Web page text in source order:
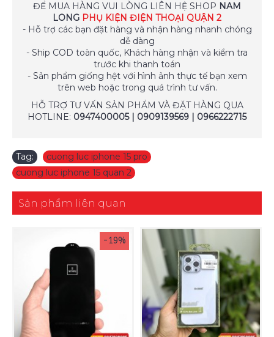
ĐỂ MUA HÀNG VUI LÒNG LIÊN HỆ SHOP NAM
LONG PHỤ KIỆN ĐIỆN THOẠI QUẬN 2
- Hỗ trợ các bạn đặt hàng và nhận hàng nhanh chóng
dễ dàng
- Ship COD toàn quốc, Khách hàng nhận và kiểm tra
trước khi thanh toán
- Sản phẩm giống hệt với hình ảnh thực tế bạn xem
trên web hoặc trong quá trình tư vấn.
HỖ TRỢ TƯ VẤN SẢN PHẨM VÀ ĐẶT HÀNG QUA
HOTLINE: 0947400005 | 0909139569 | 0966222715
Tag: cuong luc iphone 15 pro
cuong luc iphone 15 quan 2
Sản phẩm liên quan
-19%